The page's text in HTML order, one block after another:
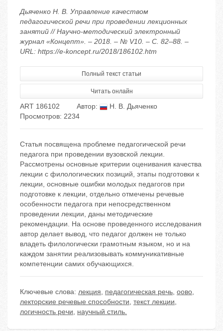
Дьяченко Н. В. Управление качеством
педагогической речи при проведении лекционных
занятий // Научно-методический электронный
журнал «Концепт». – 2018. – № V10. – С. 82–88. –
URL: https://e-koncept.ru/2018/186102.htm
Полный текст статьи
Читать онлайн
ART 186102 Автор:
Н. В. Дьяченко
Просмотров: 2234
Статья посвящена проблеме педагогической речи
педагога при проведении вузовской лекции.
Рассмотрены основные критерии оценивания качества
лекции с филологических позиций, этапы подготовки к
лекции, основные ошибки молодых педагогов при
подготовке к лекции, отдельно отмечены речевые
особенности педагога при непосредственном
проведении лекции, даны методические
рекомендации. На основе проведенного исследования
автор делает вывод, что педагог должен не только
владеть филологически грамотным языком, но и на
каждом занятии реализовывать коммуникативные
компетенции самих обучающихся.
Ключевые слова: лекция, педагогическая речь, оово,
лекторские речевые способности, текст лекции,
логичность речи, научный стиль.